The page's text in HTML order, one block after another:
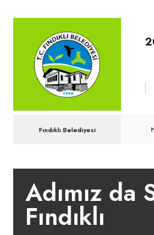
Fındıklı Belediyesi
Adımız da
Fındıklı